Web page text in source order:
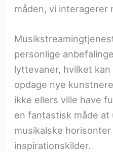
måden, vi interagerer
personlige
lyttevaner, hvilket
opdage nye
ikke ellers ville have
en fantastisk måde at
musikalske
inspirationskilder.